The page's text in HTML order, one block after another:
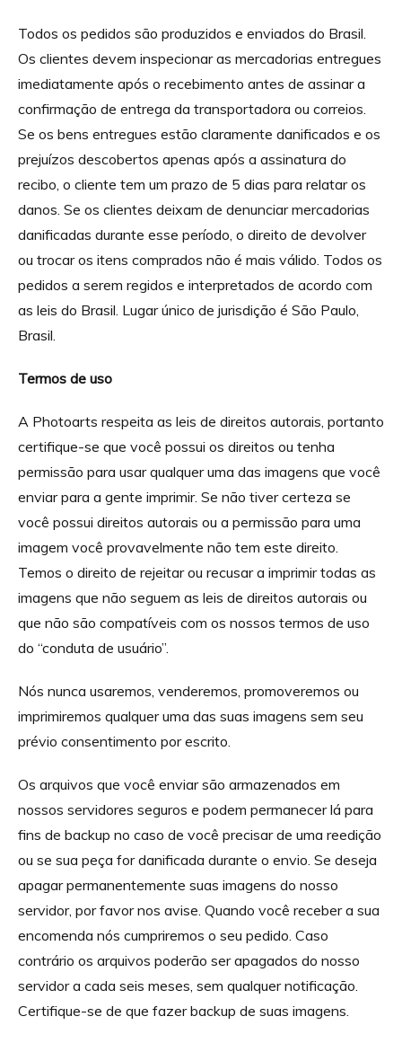
Todos os pedidos são produzidos e enviados do Brasil.
Os clientes devem inspecionar as mercadorias entregues
imediatamente após o recebimento antes de assinar a
confirmação de entrega da transportadora ou correios.
Se os bens entregues estão claramente danificados e os
prejuízos descobertos apenas após a assinatura do
recibo, o cliente tem um prazo de 5 dias para relatar os
danos. Se os clientes deixam de denunciar mercadorias
danificadas durante esse período, o direito de devolver
ou trocar os itens comprados não é mais válido. Todos os
pedidos a serem regidos e interpretados de acordo com
as leis do Brasil. Lugar único de jurisdição é São Paulo,
Brasil.
Termos de uso
A Photoarts respeita as leis de direitos autorais, portanto
certifique-se que você possui os direitos ou tenha
permissão para usar qualquer uma das imagens que você
enviar para a gente imprimir. Se não tiver certeza se
você possui direitos autorais ou a permissão para uma
imagem você provavelmente não tem este direito.
Temos o direito de rejeitar ou recusar a imprimir todas as
imagens que não seguem as leis de direitos autorais ou
que não são compatíveis com os nossos termos de uso
do “conduta de usuário”.
Nós nunca usaremos, venderemos, promoveremos ou
imprimiremos qualquer uma das suas imagens sem seu
prévio consentimento por escrito.
Os arquivos que você enviar são armazenados em
nossos servidores seguros e podem permanecer lá para
fins de backup no caso de você precisar de uma reedição
ou se sua peça for danificada durante o envio. Se deseja
apagar permanentemente suas imagens do nosso
servidor, por favor nos avise. Quando você receber a sua
encomenda nós cumpriremos o seu pedido. Caso
contrário os arquivos poderão ser apagados do nosso
servidor a cada seis meses, sem qualquer notificação.
Certifique-se de que fazer backup de suas imagens.